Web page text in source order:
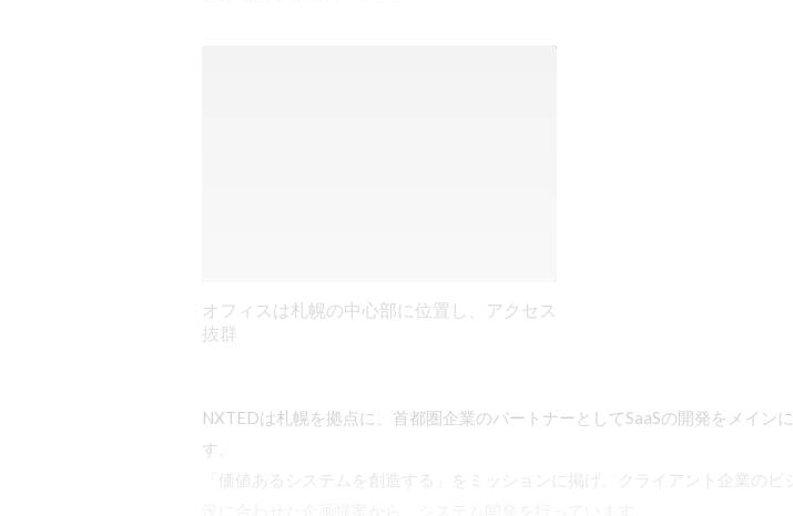
オフィスは札幌の中心部に位置し、アクセス
抜群
NXTEDは札幌を拠点に、首都圏企業のパートナーとしてSaaSの開発をメイン
す。
「価値あるシステムを創造する」をミッションに掲げ、クライアント企業のビ